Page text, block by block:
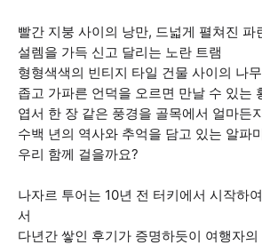
빨간 지붕 사이의 낭만, 드넓게 펼쳐진 파
설렘을 가득 신고 달리는 노란 트램
형형색색의 빈티지 타일 건물 사이의 나
좁고 가파른 언덕을 오르면 만날 수 있는
엽서 한 장 같은 풍경을 골목에서 얼마든
수백 년의 역사와 추억을 담고 있는 알파
우리 함께 걸을까요?
나자르 투어는 10년 전 터키에서 시작하
서
다년간 쌓인 후기가 증명하듯이 여행자